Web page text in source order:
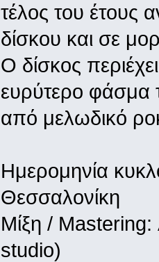
τέλος του έτους
δίσκου και σε
Ο δίσκος
ευρύτερο φάσμα
από μελωδικό
Ημερομηνία
Θεσσαλονίκη
Μίξη /
studio)